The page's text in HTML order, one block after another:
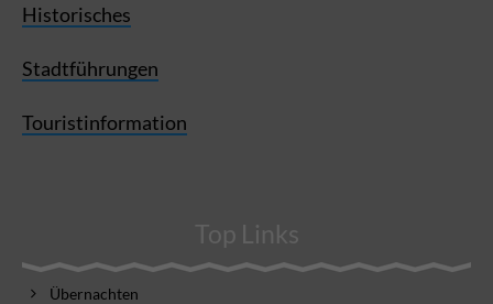
Historisches
Stadtführungen
Touristinformation
Top Links
Übernachten